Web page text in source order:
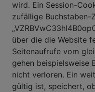
wird. Ein Session-
zufällige Buchstaben-
über die die Website
Seitenaufrufe vom
gehen beispielsweise
nicht verloren. Ein
gültig ist, speichert,